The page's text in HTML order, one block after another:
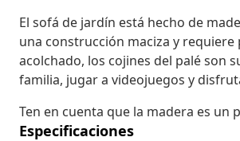
El sofá de jardín está hecho de
una construcción maciza y
acolchado, los cojines del palé son
familia, jugar a videojuegos y
Ten en cuenta que la madera es
Especificaciones